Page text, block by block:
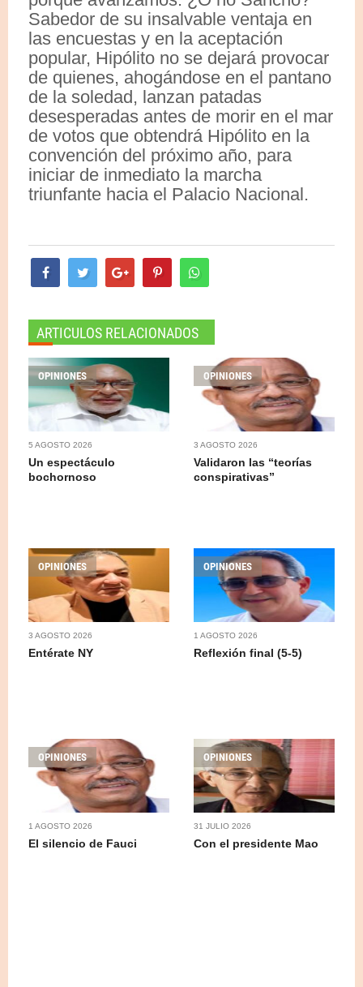
Sabedor de su insalvable ventaja en
las encuestas y en la aceptación
popular, Hipólito no se dejará provocar
de quienes, ahogándose en el pantano
de la soledad, lanzan patadas
desesperadas antes de morir en el mar
de votos que obtendrá Hipólito en la
convención del próximo año, para
iniciar de inmediato la marcha
triunfante hacia el Palacio Nacional.
ARTICULOS RELACIONADOS
OPINIONES
5 AGOSTO 2026
Un espectáculo
bochornoso
OPINIONES
3 AGOSTO 2026
Validaron las “teorías
conspirativas”
OPINIONES
3 AGOSTO 2026
Entérate NY
OPINIONES
1 AGOSTO 2026
Reflexión final (5-5)
OPINIONES
1 AGOSTO 2026
El silencio de Fauci
OPINIONES
31 JULIO 2026
Con el presidente Mao